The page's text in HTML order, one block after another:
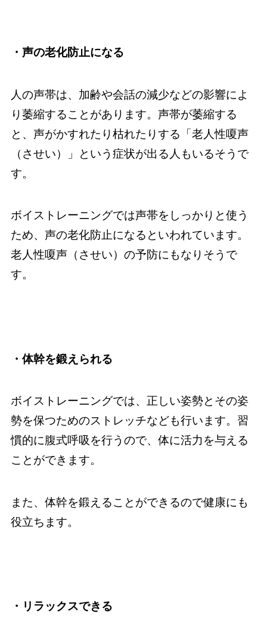
・声の老化防止になる
人の声帯は、加齢や会話の減少などの影響によ
り萎縮することがあります。声帯が萎縮する
と、声がかすれたり枯れたりする「老人性嗄声
（させい）」という症状が出る人もいるそうで
す。
ボイストレーニングでは声帯をしっかりと使う
ため、声の老化防止になるといわれています。
老人性嗄声（させい）の予防にもなりそうで
す。
・体幹を鍛えられる
ボイストレーニングでは、正しい姿勢とその姿
勢を保つためのストレッチなども行います。習
慣的に腹式呼吸を行うので、体に活力を与える
ことができます。
また、体幹を鍛えることができるので健康にも
役立ちます。
・リラックスできる